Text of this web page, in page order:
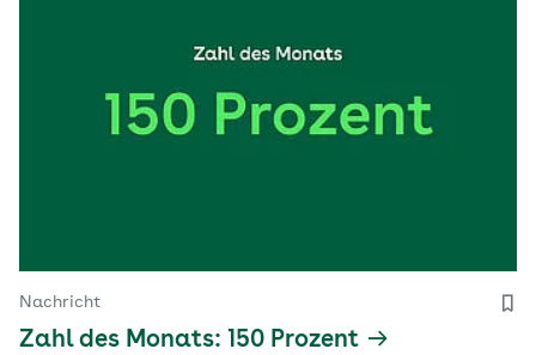
Nachricht
Zahl des Monats: 150 Prozent